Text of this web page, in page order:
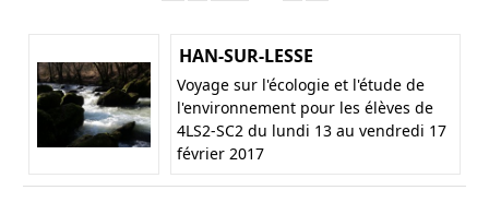
HAN-SUR-LESSE
Voyage sur l'écologie et l'étude de
l'environnement pour les élèves de
4LS2-SC2 du lundi 13 au vendredi 17
février 2017